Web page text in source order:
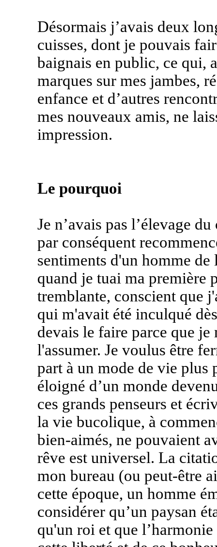
Désormais j’avais deux
cuisses, dont je pouvais
baignais en public, ce qui,
marques sur mes jambes,
enfance et d’autres
mes nouveaux amis, ne
impression.
Le pourquoi
Je n’avais pas l’élevage
par conséquent
sentiments d'un homme
quand je tuai ma première
tremblante, conscient que
qui m'avait été inculqué
devais le faire parce que je
l'assumer. Je voulus être
part à un mode de vie plus
éloigné d’un monde
ces grands penseurs et
la vie bucolique, à
bien-aimés, ne pouvaient
rêve est universel. La
mon bureau (ou peut-être
cette époque, un homme
considérer qu’un paysan
qu'un roi et que